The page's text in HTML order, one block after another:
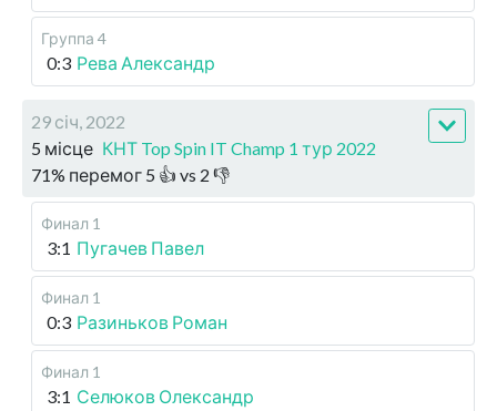
Группа 4
0:3 Рева Александр
29 січ, 2022
5 місце КНТ Top Spin IT Champ 1 тур 2022
71% перемог 5 👍 vs 2 👎
Финал 1
3:1 Пугачев Павел
Финал 1
0:3 Разиньков Роман
Финал 1
3:1 Селюков Олександр